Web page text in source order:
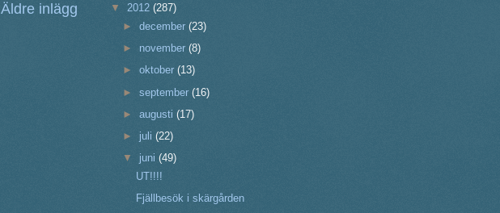
Äldre inlägg
▼ 2012 (287)
►december(23)
► november(8)
►oktober(13)
►september(16)
►augusti(17)
► juli(22)
▼ juni(49)
UT!!!!
Fjällbesök i skärgården